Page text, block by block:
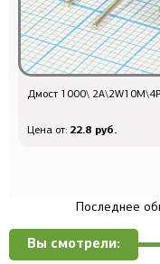
Дмост 1000\
Цена от: 22.8 руб.
Последнее
Вы смотрели: